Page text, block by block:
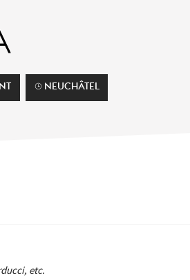
⌚︎ NEUCHÂTEL
etc.